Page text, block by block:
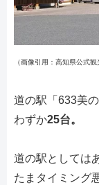
（画像引用：高知県公式
道の駅「633美
わずか25台。
道の駅としては
たまタイミング